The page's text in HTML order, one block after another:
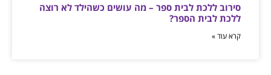
סירוב ללכת לבית ספר – מה עושים כשהילד לא רוצה
ללכת לבית הספר?
קרא עוד »